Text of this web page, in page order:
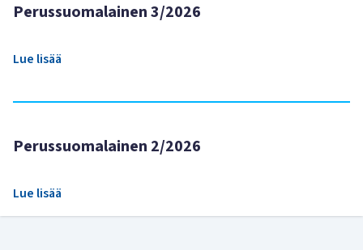
Perussuomalainen 3/2026
Lue lisää
Perussuomalainen 2/2026
Lue lisää